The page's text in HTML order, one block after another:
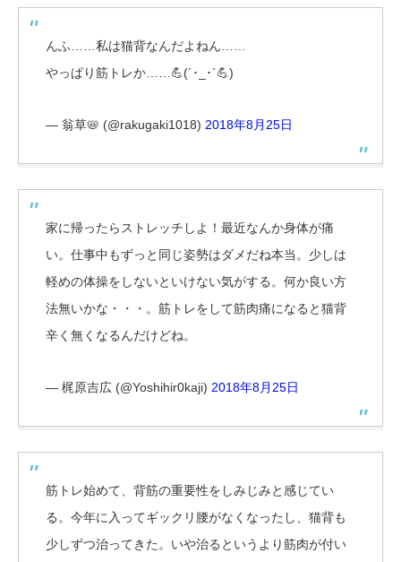
んふ……私は猫背なんだよねん……
やっぱり筋トレか……💪(´･_･`💪)
— 翁草📛 (@rakugaki1018) 2018年8月25日
家に帰ったらストレッチしよ！最近なんか身体が痛
い。仕事中もずっと同じ姿勢はダメだね本当。少しは
軽めの体操をしないといけない気がする。何か良い方
法無いかな・・・。筋トレをして筋肉痛になると猫背
辛く無くなるんだけどね。
— 梶原吉広 (@Yoshihir0kaji) 2018年8月25日
筋トレ始めて、背筋の重要性をしみじみと感じてい
る。今年に入ってギックリ腰がなくなったし、猫背も
少しずつ治ってきた。いや治るというより筋肉が付い